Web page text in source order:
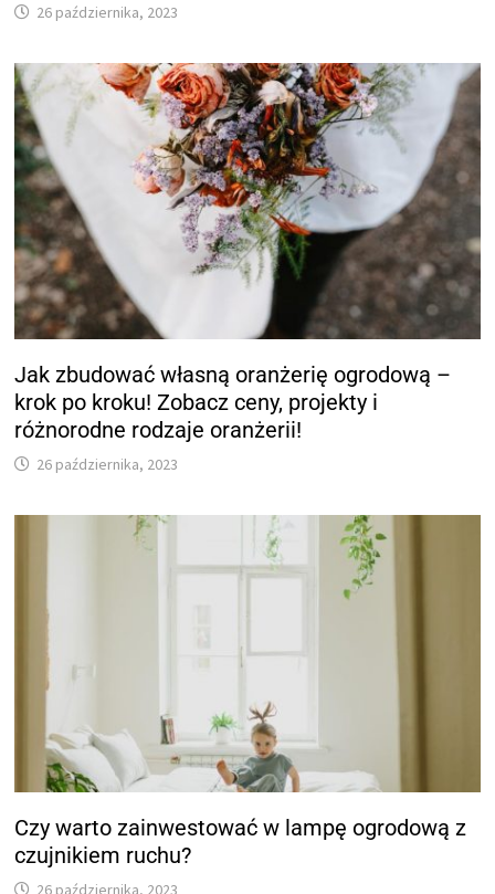
26 października, 2023
Jak zbudować własną oranżerię ogrodową –
krok po kroku! Zobacz ceny, projekty i
różnorodne rodzaje oranżerii!
26 października, 2023
Czy warto zainwestować w lampę ogrodową z
czujnikiem ruchu?
26 października, 2023